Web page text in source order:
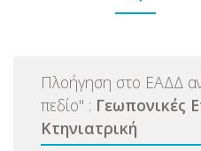
Πλοήγηση στο ΕΑΔΔ
πεδίο" : Γεωπονικές
Κτηνιατρική